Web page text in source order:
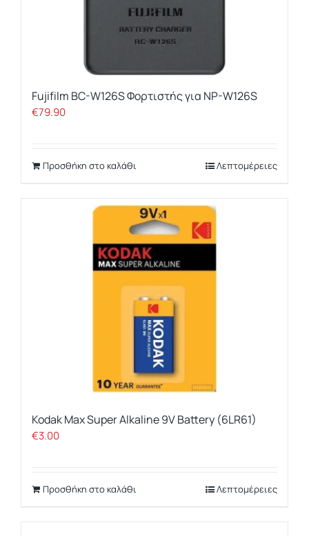
Fujifilm BC-W126S Φορτιστής για NP-W126S
€79.90
Προσθήκη στο καλάθι Λεπτομέρειες
Kodak Max Super Alkaline 9V Battery (6LR61)
€3.00
Προσθήκη στο καλάθι Λεπτομέρειες